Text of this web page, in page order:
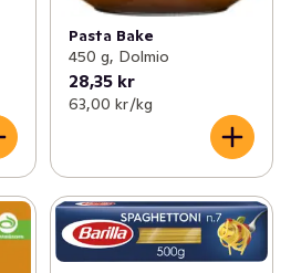
Pasta Bake
450 g, Dolmio
28,35 kr
63,00 kr /kg